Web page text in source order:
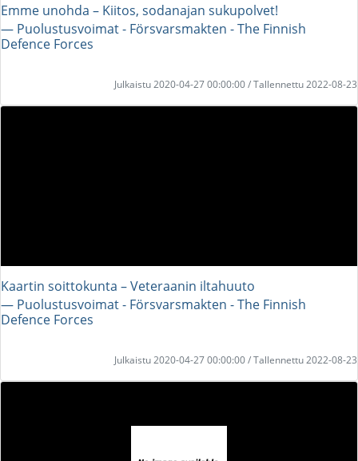
Emme unohda – Kiitos, sodanajan sukupolvet!
― Puolustusvoimat - Försvarsmakten - The Finnish
Defence Forces
Julkaistu 2020-04-27 00:00:00 / Tallennettu 2022-08-23
Kaartin soittokunta – Veteraanin iltahuuto
― Puolustusvoimat - Försvarsmakten - The Finnish
Defence Forces
Julkaistu 2020-04-27 00:00:00 / Tallennettu 2022-08-23